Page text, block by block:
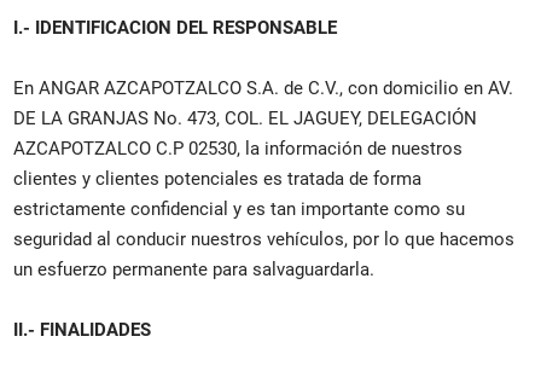
I.- IDENTIFICACION DEL RESPONSABLE
En ANGAR AZCAPOTZALCO S.A. de C.V., con domicilio en AV.
DE LA GRANJAS No. 473, COL. EL JAGUEY, DELEGACIÓN
AZCAPOTZALCO C.P 02530, la información de nuestros
clientes y clientes potenciales es tratada de forma
estrictamente confidencial y es tan importante como su
seguridad al conducir nuestros vehículos, por lo que hacemos
un esfuerzo permanente para salvaguardarla.
II.- FINALIDADES